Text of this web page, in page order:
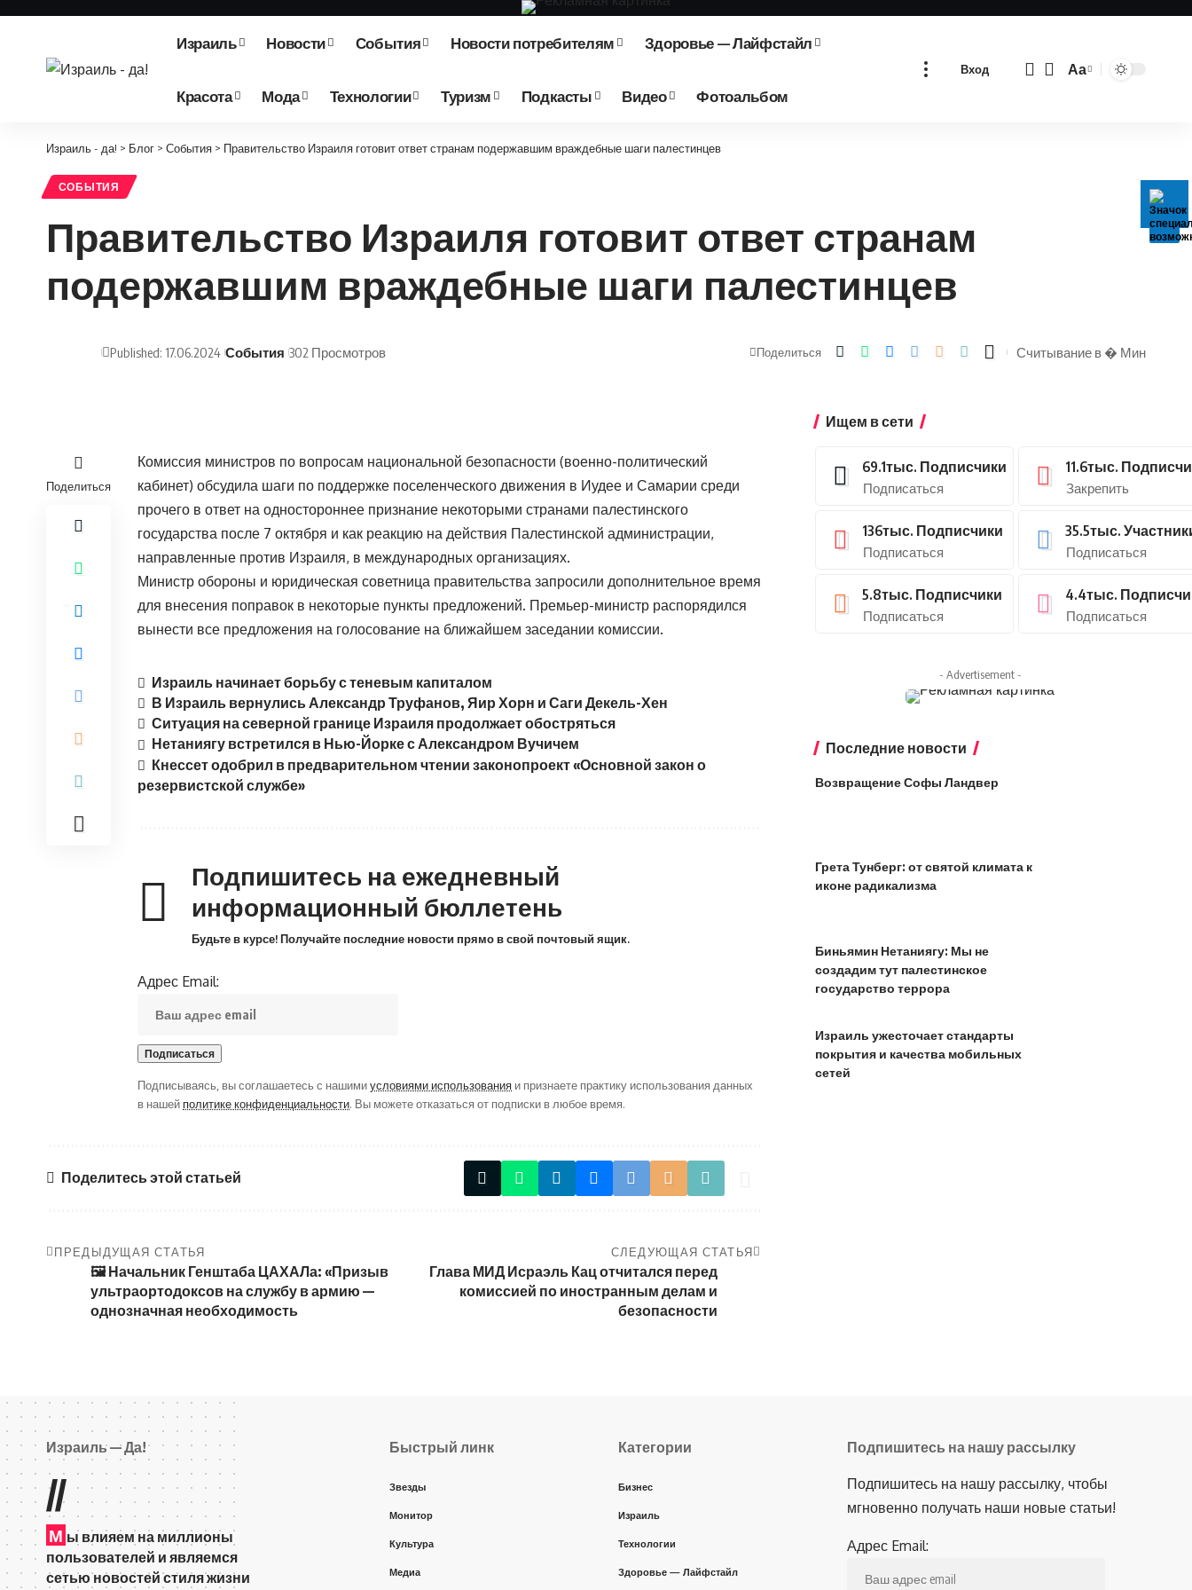
Израиль Новости События Новости потребителям Здоровье — Лайфстайл
Красота Мода Технологии Туризм Подкасты Видео Фотоальбом
Вход
Изменение
Аа
Израиль - да! > Блог > События > Правительство Израиля готовит ответ странам подержавшим враждебные шаги палестинцев
СОБЫТИЯ
Правительство Израиля готовит ответ странам
подержавшим враждебные шаги палестинцев
Published: 17.06.2024 События 302 Просмотров Поделиться Считывание в � Мин
Поделиться
Комиссия министров по вопросам национальной безопасности (военно-политический
кабинет) обсудила шаги по поддержке поселенческого движения в Иудее и Самарии среди
прочего в ответ на одностороннее признание некоторыми странами палестинского
государства после 7 октября и как реакцию на действия Палестинской администрации,
направленные против Израиля, в международных организациях.
Министр обороны и юридическая советница правительства запросили дополнительное время
для внесения поправок в некоторые пункты предложений. Премьер-министр распорядился
вынести все предложения на голосование на ближайшем заседании комиссии.
Израиль начинает борьбу с теневым капиталом
В Израиль вернулись Александр Труфанов, Яир Хорн и Саги Декель-Хен
Ситуация на северной границе Израиля продолжает обостряться
Нетаниягу встретился в Нью-Йорке с Александром Вучичем
Кнессет одобрил в предварительном чтении законопроект «Основной закон о
резервистской службе»
Подпишитесь на ежедневный
информационный бюллетень
Будьте в курсе! Получайте последние новости прямо в свой почтовый ящик.
Адрес Email:
Подписываясь, вы соглашаетесь с нашимиусловиями использования и признаете практику использования данных
в нашей политике конфиденциальности. Вы можете отказаться от подписки в любое время.
Поделитесь этой статьей
ПРЕДЫДУЩАЯ СТАТЬЯ
🖼 Начальник Генштаба ЦАХАЛа: «Призыв
ультраортодоксов на службу в армию —
однозначная необходимость
СЛЕДУЮЩАЯ СТАТЬЯ
Глава МИД Исраэль Кац отчитался перед
комиссией по иностранным делам и
безопасности
Ищем в сети
69.1тыс. Подписчики
Подписаться
11.6тыс.
Закрепить
136тыс. Подписчики
Подписаться
35.5тыс.
Подписаться
5.8тыс. Подписчики
Подписаться
4.4тыс.
Подписаться
- Advertisement -
Последние новости
Возвращение Софы Ландвер
Грета Тунберг: от святой климата к
иконе радикализма
Биньямин Нетаниягу: Мы не
создадим тут палестинское
государство террора
Израиль ужесточает стандарты
покрытия и качества мобильных
сетей
Израиль — Да!
//
М ы влияем на миллионы
пользователей и являемся
сетью новостей стиля жизни
Быстрый линк
Звезды
Монитор
Культура
Медиа
Категории
Бизнес
Израиль
Технологии
Здоровье — Лайфстайл
Подпишитесь на нашу рассылку
Подпишитесь на нашу рассылку, чтобы
мгновенно получать наши новые статьи!
Адрес Email: